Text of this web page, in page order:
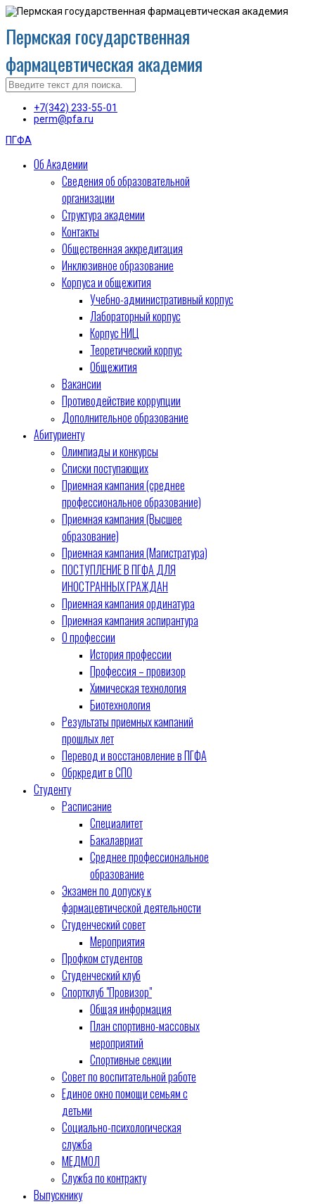
Пермская государственная
фармацевтическая академия
+7(342) 233-55-01
perm@pfa.ru
ПГФА
Об Академии
Сведения об образовательной
организации
Структура академии
Контакты
Общественная аккредитация
Инклюзивное образование
Корпуса и общежития
Учебно-административный корпус
Лабораторный корпус
Корпус НИЦ
Теоретический корпус
Общежития
Вакансии
Противодействие коррупции
Дополнительное образование
Абитуриенту
Олимпиады и конкурсы
Списки поступающих
Приемная кампания (среднее
профессиональное образование)
Приемная кампания (Высшее
образование)
Приемная кампания (Магистратура)
ПОСТУПЛЕНИЕ В ПГФА ДЛЯ
ИНОСТРАННЫХ ГРАЖДАН
Приемная кампания ординатура
Приемная кампания аспирантура
О профессии
История профессии
Профессия – провизор
Химическая технология
Биотехнология
Результаты приемных кампаний
прошлых лет
Перевод и восстановление в ПГФА
Обркредит в СПО
Студенту
Расписание
Специалитет
Бакалавриат
Среднее профессиональное
образование
Экзамен по допуску к
фармацевтической деятельности
Студенческий совет
Мероприятия
Профком студентов
Студенческий клуб
Спортклуб "Провизор"
Общая информация
План спортивно-массовых
мероприятий
Спортивные секции
Совет по воспитательной работе
Единое окно помощи семьям с
детьми
Социально-психологическая
служба
МЕДМОЛ
Служба по контракту
Выпускнику